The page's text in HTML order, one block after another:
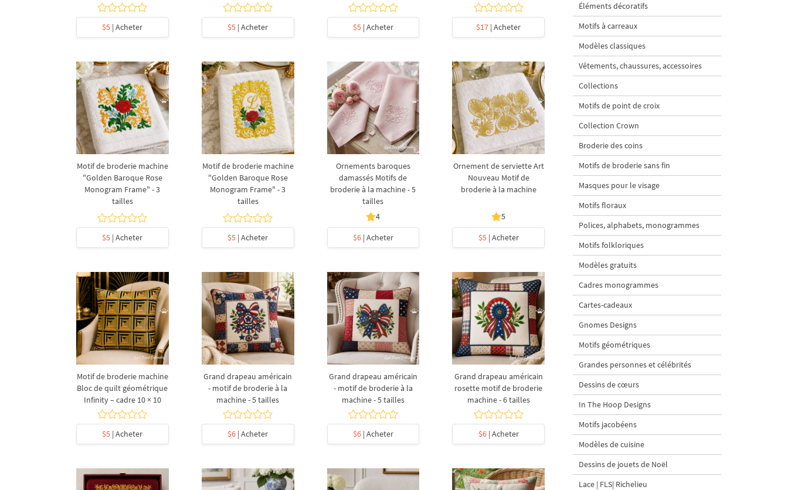
$5 | Acheter $5 | Acheter $5| Acheter $17 | Acheter
Motif de broderie machine
"Golden Baroque Rose
Monogram Frame" - 3
tailles
$5 | Acheter
Motif de broderie machine
"Golden Baroque Rose
Monogram Frame" - 3
tailles
$5 | Acheter
Ornements baroques
damassés Motifs de
broderie à la machine - 5
tailles
4
$6| Acheter
Ornement de serviette Art
Nouveau Motif de
broderie à la machine
5
$5| Acheter
Motif de broderie machine
Bloc de quilt géométrique
Infinity – cadre 10 × 10
$5 | Acheter
Grand drapeau américain
- motif de broderie à la
machine - 5 tailles
$6 | Acheter
Grand drapeau américain
- motif de broderie à la
machine - 5 tailles
$6| Acheter
Grand drapeau américain
rosette motif de broderie
machine - 6 tailles
$6| Acheter
Éléments décoratifs
Motifs à carreaux
Modèles classiques
Vêtements, chaussures, accessoires
Collections
Motifs de point de croix
Collection Crown
Broderie des coins
Motifs de broderie sans fin
Masques pour le visage
Motifs floraux
Polices, alphabets, monogrammes
Motifs folkloriques
Modèles gratuits
Cadres monogrammes
Cartes-cadeaux
Gnomes Designs
Motifs géométriques
Grandes personnes et célébrités
Dessins de cœurs
In The Hoop Designs
Motifs jacobéens
Modèles de cuisine
Dessins de jouets de Noël
Lace | FLS| Richelieu